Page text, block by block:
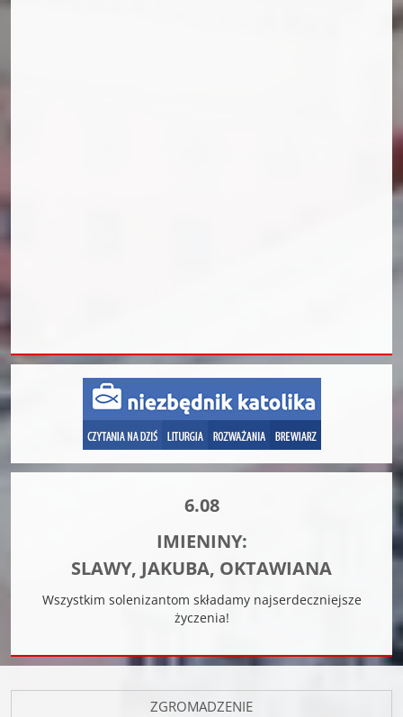
6.08
IMIENINY:
SLAWY, JAKUBA, OKTAWIANA
Wszystkim solenizantom składamy najserdeczniejsze
życzenia!
ZGROMADZENIE